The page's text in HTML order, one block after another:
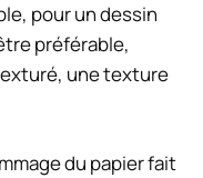
pour un dessin
préférable,
une texture
du papier fait